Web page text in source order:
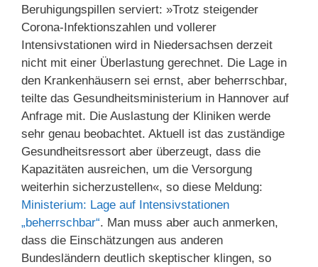
Beruhigungspillen serviert: »Trotz steigender
Corona-Infektionszahlen und vollerer
Intensivstationen wird in Niedersachsen derzeit
nicht mit einer Überlastung gerechnet. Die Lage in
den Krankenhäusern sei ernst, aber beherrschbar,
teilte das Gesundheitsministerium in Hannover auf
Anfrage mit. Die Auslastung der Kliniken werde
sehr genau beobachtet. Aktuell ist das zuständige
Gesundheitsressort aber überzeugt, dass die
Kapazitäten ausreichen, um die Versorgung
weiterhin sicherzustellen«, so diese Meldung:
Ministerium: Lage auf Intensivstationen
„beherrschbar“. Man muss aber auch anmerken,
dass die Einschätzungen aus anderen
Bundesländern deutlich skeptischer klingen, so